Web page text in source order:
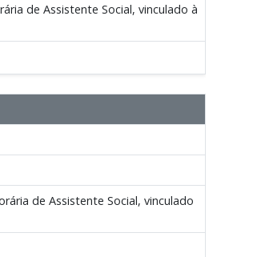
de Assistente Social, vinculado à
de Assistente Social, vinculado